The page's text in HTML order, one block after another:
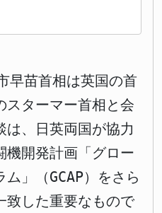
早苗首相は英国の首
スターマー首相と会
は、日英両国が協力
機開発計画「グロー
」（GCAP）をさら
致した重要なもので